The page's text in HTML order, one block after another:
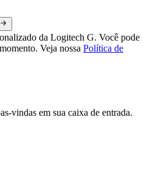
da Logitech G. Você pode
Veja nossa Política de
vindas em sua caixa de entrada.